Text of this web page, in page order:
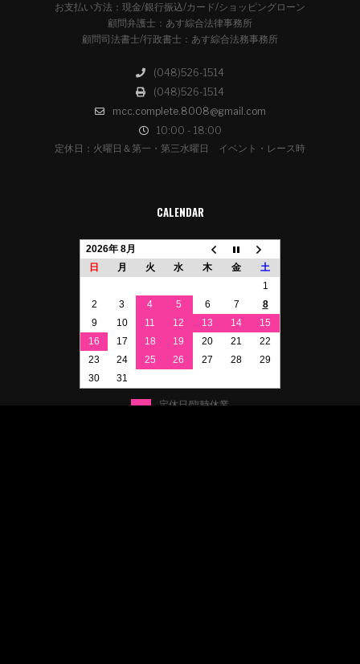
お支払い方法：現金/銀行振込/カード/ショッピングローン
顧問弁護士：あす綜合法律事務所
顧問司法書士/行政書士：あす綜合法務事務所
(048)526-1514
(048)526-1514
mcc.complete.8008@gmail.com
10:00 - 18:00
定休日：火曜日＆第一・第三水曜日 イベント・レース時
CALENDAR
2026年 8月
日
月 火 水 木 金
土
1
2
3 4 5 6 7
8
9
10 11 12 13 14
15
16
17 18 19 20 21
22
23
24 25 26 27 28
29
30
31
定休日/臨時休業